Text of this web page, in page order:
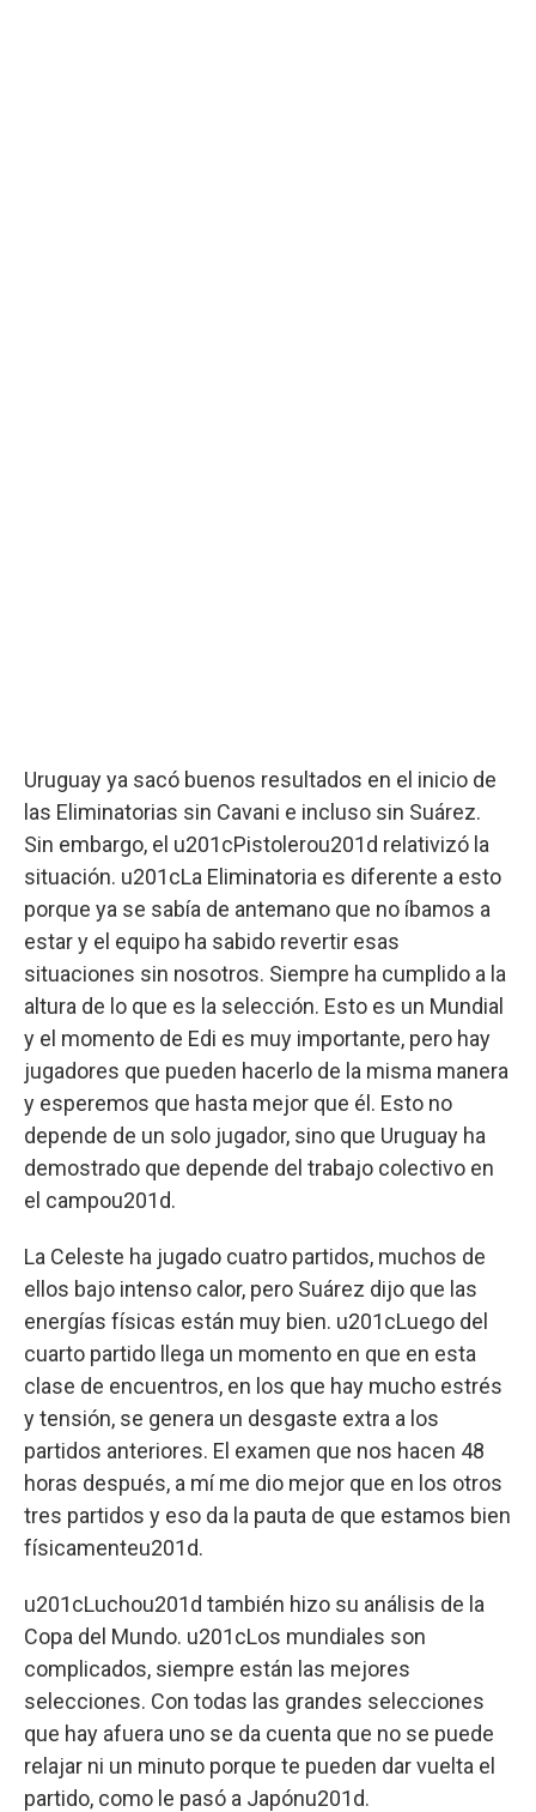
Uruguay ya sacó buenos resultados en el inicio de
las Eliminatorias sin Cavani e incluso sin Suárez.
Sin embargo, el u201cPistolerou201d relativizó la
situación. u201cLa Eliminatoria es diferente a esto
porque ya se sabía de antemano que no íbamos a
estar y el equipo ha sabido revertir esas
situaciones sin nosotros. Siempre ha cumplido a la
altura de lo que es la selección. Esto es un Mundial
y el momento de Edi es muy importante, pero hay
jugadores que pueden hacerlo de la misma manera
y esperemos que hasta mejor que él. Esto no
depende de un solo jugador, sino que Uruguay ha
demostrado que depende del trabajo colectivo en
el campou201d.
La Celeste ha jugado cuatro partidos, muchos de
ellos bajo intenso calor, pero Suárez dijo que las
energías físicas están muy bien. u201cLuego del
cuarto partido llega un momento en que en esta
clase de encuentros, en los que hay mucho estrés
y tensión, se genera un desgaste extra a los
partidos anteriores. El examen que nos hacen 48
horas después, a mí me dio mejor que en los otros
tres partidos y eso da la pauta de que estamos bien
físicamenteu201d.
u201cLuchou201d también hizo su análisis de la
Copa del Mundo. u201cLos mundiales son
complicados, siempre están las mejores
selecciones. Con todas las grandes selecciones
que hay afuera uno se da cuenta que no se puede
relajar ni un minuto porque te pueden dar vuelta el
partido, como le pasó a Japónu201d.